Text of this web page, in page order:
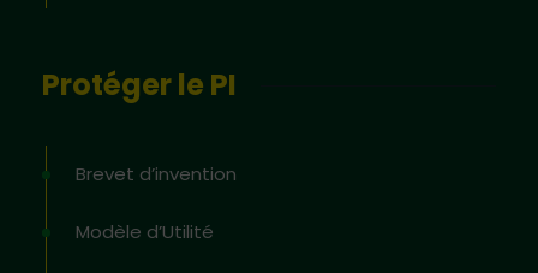
Protéger le PI
Brevet d’invention
Modèle d’Utilité